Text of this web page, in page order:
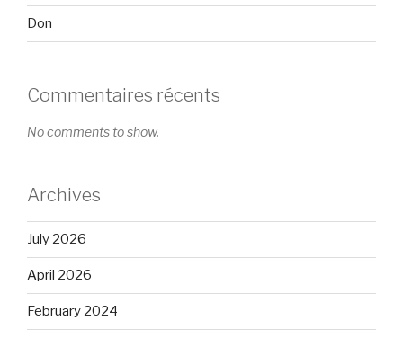
Don
Commentaires récents
No comments to show.
Archives
July 2026
April 2026
February 2024